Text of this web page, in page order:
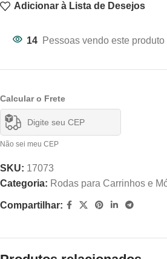
Adicionar à Lista de Desejos
14 Pessoas vendo este produto
Calcular o Frete
Não sei meu CEP
SKU: 17073
Categoria: Rodas para Carrinhos e
Compartilhar: